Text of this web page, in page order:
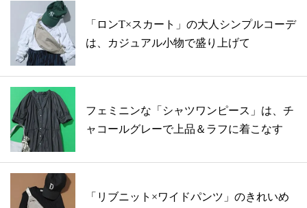
「ロンT×スカート」の大人シンプルコーデ
は、カジュアル小物で盛り上げて
フェミニンな「シャツワンピース」は、チ
ャコールグレーで上品＆ラフに着こなす
「リブニット×ワイドパンツ」のきれいめ